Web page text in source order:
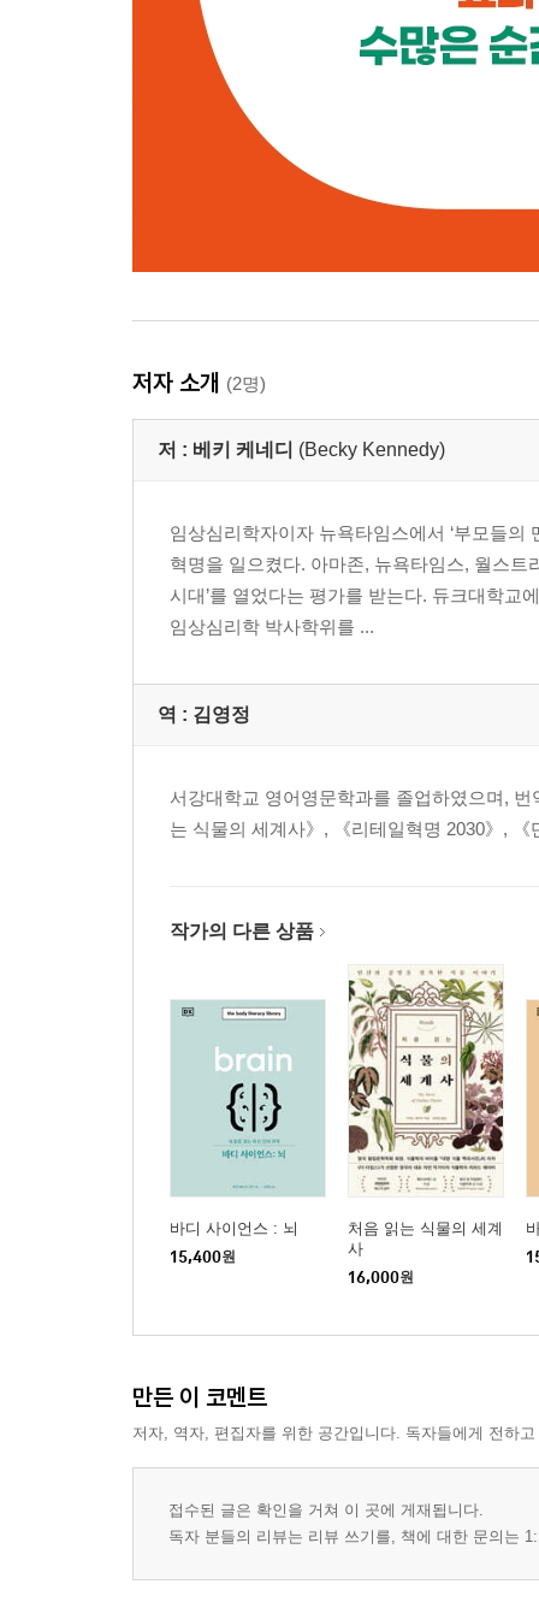
저자 소개 (2명)
저 : 베키 케네디 (Becky Kennedy)
임상심리학자이자 뉴욕타임스에서 ‘부모들의
혁명을 일으켰다. 아마존, 뉴욕타임스, 월스트
시대’를 열었다는 평가를 받는다. 듀크대학교
임상심리학 박사학위를 ...
역 : 김영정
서강대학교 영어영문학과를 졸업하였으며,
는 식물의 세계사》, 《리테일혁명 2030》,
작가의 다른 상품
바디 사이언스 : 뇌
15,400원
처음 읽는 식물의 세계
사
16,000원
만든 이 코멘트
저자, 역자, 편집자를 위한 공간입니다. 독자들에게 전하
접수된 글은 확인을 거쳐 이 곳에 게재됩니다.
독자 분들의 리뷰는 리뷰 쓰기를, 책에 대한 문의는